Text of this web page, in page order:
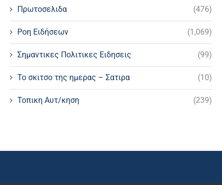
Πρωτοσελιδα (476)
Ροη Ειδήσεων (1,069)
Σημαντικες Πολιτικες Ειδησεις (99)
Το σκιτσο της ημερας – Σατιρα (10)
Τοπικη Αυτ/κηση (239)